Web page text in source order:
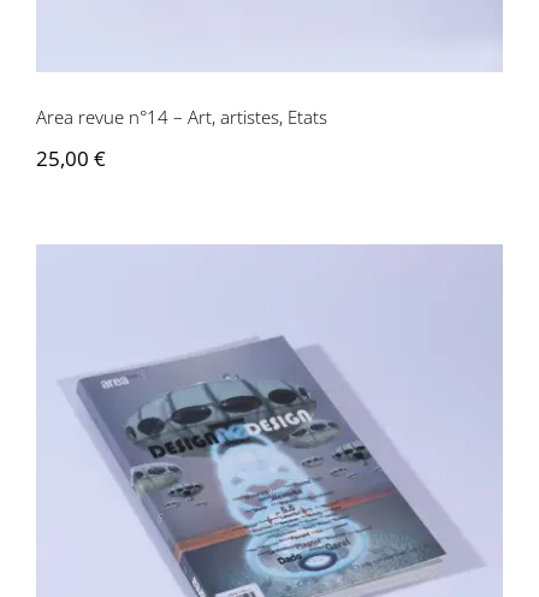
Area revue n°14 – Art, artistes, Etats
25,00 €
Area revue n°15 – Design, no design